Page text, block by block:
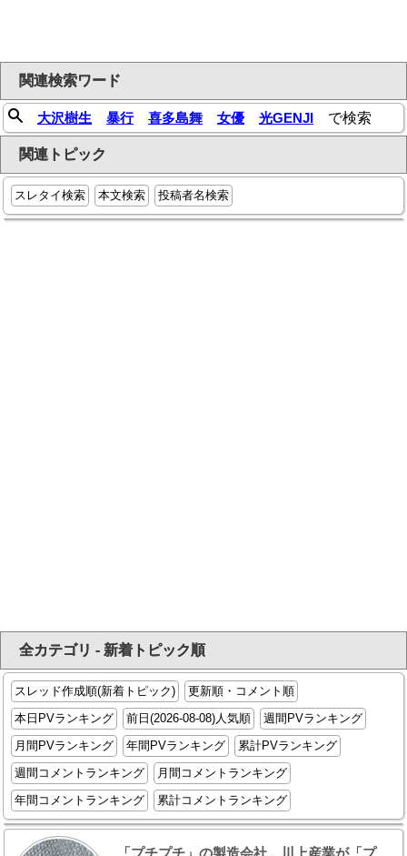
関連検索ワード
大沢樹生 暴行 喜多島舞 女優 光GENJI で検索
関連トピック
スレタイ検索 本文検索 投稿者名検索
全カテゴリ - 新着トピック順
スレッド作成順(新着トピック)
更新順・コメント順
本日PVランキング
前日(2026-08-08)人気順
週間PVランキング
月間PVランキング
年間PVランキング
累計PVランキング
週間コメントランキング
月間コメントランキング
年間コメントランキング
累計コメントランキング
「プチプチ」の製造会社、川上産業が「プ